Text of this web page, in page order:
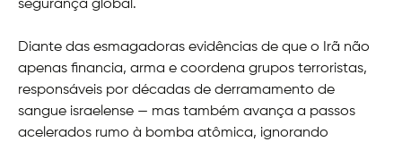
segurança global.
Diante das esmagadoras evidências de que o Irã não
apenas financia, arma e coordena grupos terroristas,
responsáveis por décadas de derramamento de
sangue israelense — mas também avança a passos
acelerados rumo à bomba atômica, ignorando